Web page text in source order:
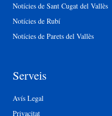
Notícies de Sant Cugat del Vallès
Notícies de Rubí
Notícies de Parets del Vallès
Serveis
Avís Legal
Privacitat